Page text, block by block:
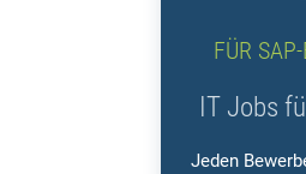
FÜR
IT Jobs
Jeden